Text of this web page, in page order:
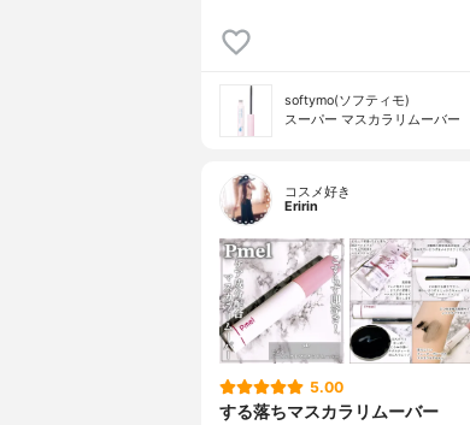
softymo(ソフティモ)
スーパー マスカラリムーバー
コスメ好き
Eririn
5.00
する落ちマスカラリムーバー